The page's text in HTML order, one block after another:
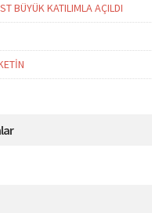
BÜYÜK KATILIMLA AÇILDI